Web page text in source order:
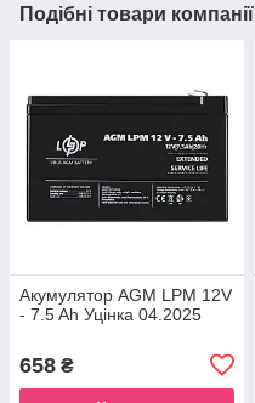
Подібні товари компанії
Акумулятор AGM LPM 12V
- 7.5 Ah Уцінка 04.2025
658 ₴